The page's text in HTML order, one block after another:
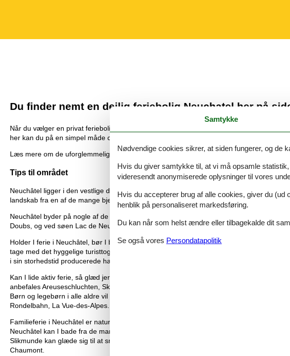
Du finder nemt en dejlig feriebolig Neuchatel her på
Når du vælger en privat feriebolig Neuchatel til udlejning som udgangspunkt for din
her kan du på en simpel måde danne et overblik over dine muligheder.
Læs mere om de uforglemmelige ferieoplevelser du kan vælge mellem, og om dine
Tips til området
Neuchâtel ligger i den vestlige del af Schweiz og er en sand perle, både hvad angår
landskab fra en af de mange bjergbaner eller på cykel- og vandreture.
Neuchâtel byder på nogle af de smukkeste naturoplevelser. F.eks. klippedalen Creux
Doubs, og ved søen Lac de Neuchâtel ligger badestrande på rad og række. I området
Holder I ferie i Neuchâtel, bør I besøge hovedbyen af samme navn. På
tage med det hyggelige turisttog gennem de hyggelige gamle gader til bl.a. Schloss
i sin storhedstid producerede halvdelen af alle ure i verden. Byen har været på UNESCOs
Kan I lide aktiv ferie, så glæd jer til Neuchâtel. Blandt de mange spændende cykelruter
anbefales Areuseschluchten, Skulpturenweg og Wasserfall Saut-du-Doubs. I kan også
Børn og legebørn i alle aldre vil elske en svingtur mellem trætoppene i Acroland, La
Rondelbahn, La Vue-des-Alpes.
Familieferie i Neuchâtel er naturoplevelser, historiske- og kulturelle oplevelser,
Neuchâtel kan I bade fra de mange strande. Urmagerbyen La Chaux-de-Fonds, der
Slikmunde kan glæde sig til at smage den lækre chokolade, der bliver produceret
Chaumont.
Samtykke
Nødvendige cookies sikrer, at siden fungerer, og de
Hvis du giver samtykke til, at vi må opsamle
videresendt anonymiserede oplysninger til vores
Hvis du accepterer brug af alle cookies, giver du
henblik på personaliseret markedsføring.
Du kan når som helst ændre eller tilbagekalde dit
Se også vores Persondatapolitik